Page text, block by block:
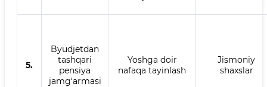
5.
Byudjetdan
tashqari
pensiya
jamg‘armasi
Yoshga doir
nafaqa tayinlash
Jismoniy
shaxslar